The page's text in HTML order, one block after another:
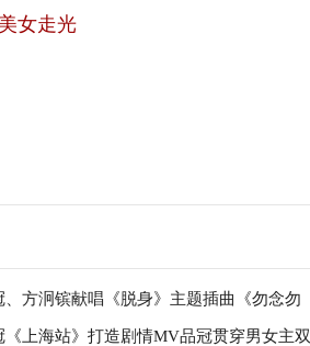
女走光
、方泂镔献唱《脱身》主题插曲《勿念勿
绎默契兄弟情
《上海站》打造剧情MV品冠贯穿男女主双